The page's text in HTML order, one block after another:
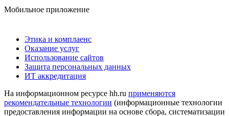
Мобильное приложение
Этика и комплаенс
Оказание услуг
Использование сайтов
Защита персональных данных
ИТ аккредитация
На информационном ресурсе hh.ru применяются
рекомендательные технологии (информационные технологии
предоставления информации на основе сбора, систематизации